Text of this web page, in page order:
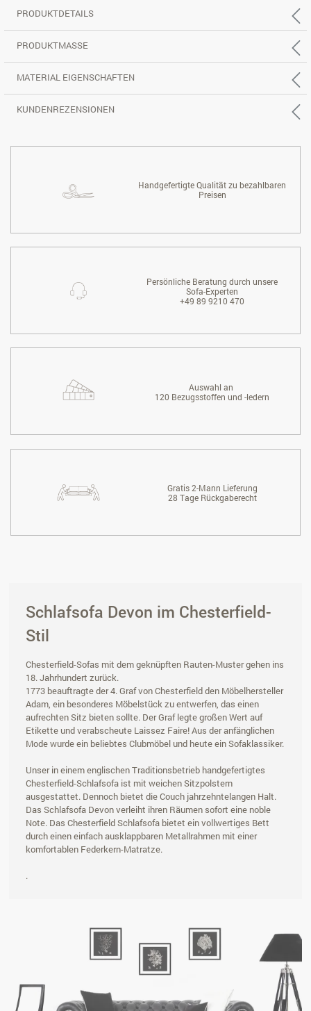
PRODUKTDETAILS
PRODUKTMASSE
MATERIAL EIGENSCHAFTEN
KUNDENREZENSIONEN
Handgefertigte Qualität zu bezahlbaren
Preisen
Persönliche Beratung durch unsere
Sofa-Experten
+49 89 9210 470
Auswahl an
120 Bezugsstoffen und -ledern
Gratis 2-Mann Lieferung
28 Tage Rückgaberecht
Schlafsofa Devon im Chesterfield-
Stil
Chesterfield-Sofas mit dem geknüpften Rauten-Muster gehen ins
18. Jahrhundert zurück.
1773 beauftragte der 4. Graf von Chesterfield den Möbelhersteller
Adam, ein besonderes Möbelstück zu entwerfen, das einen
aufrechten Sitz bieten sollte. Der Graf legte großen Wert auf
Etikette und verabscheute Laissez Faire! Aus der anfänglichen
Mode wurde ein beliebtes Clubmöbel und heute ein Sofaklassiker.
Unser in einem englischen Traditionsbetrieb handgefertigtes
Chesterfield-Schlafsofa ist mit weichen Sitzpolstern
ausgestattet. Dennoch bietet die Couch jahrzehntelangen Halt.
Das Schlafsofa Devon verleiht ihren Räumen sofort eine noble
Note. Das Chesterfield Schlafsofa bietet ein vollwertiges Bett
durch einen einfach ausklappbaren Metallrahmen mit einer
komfortablen Federkern-Matratze.
.